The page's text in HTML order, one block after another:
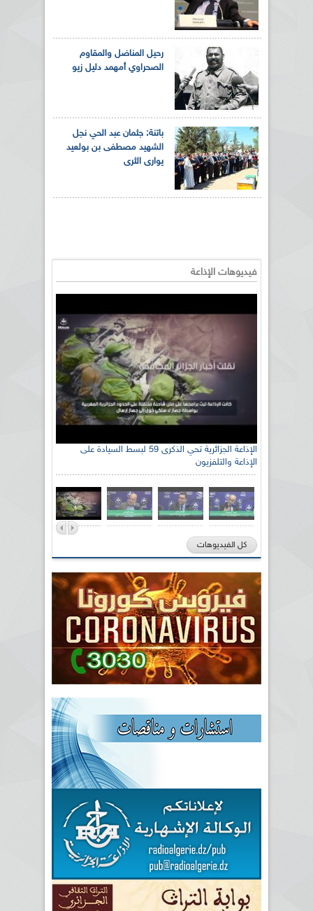
رحيل المناضل والمقاوم
الصحراوي أمهمد دليل زيو
باتنة: جثمان عبد الحي نجل
الشهيد مصطفى بن بولعيد
يوارى الثرى
فيديوهات الإذاعة
الإذاعة الجزائرية تحي الذكرى 59 لبسط السيادة على
الإذاعة والتلفزيون
كل الفيديوهات